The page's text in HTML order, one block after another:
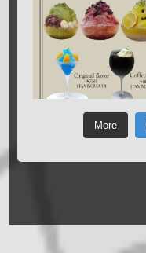
More